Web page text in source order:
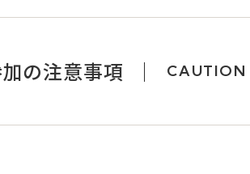
の注意事項 CAUTION